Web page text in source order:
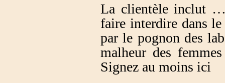
La clientèle inclut …
faire interdire dans
par le pognon des
malheur des
Signez au moins ici